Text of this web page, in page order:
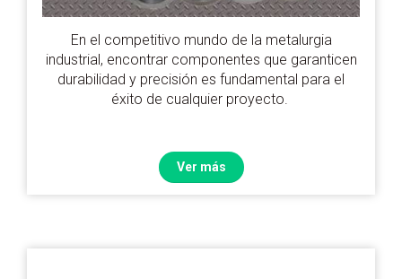
En el competitivo mundo de la metalurgia
industrial, encontrar componentes que garanticen
durabilidad y precisión es fundamental para el
éxito de cualquier proyecto.
Ver más